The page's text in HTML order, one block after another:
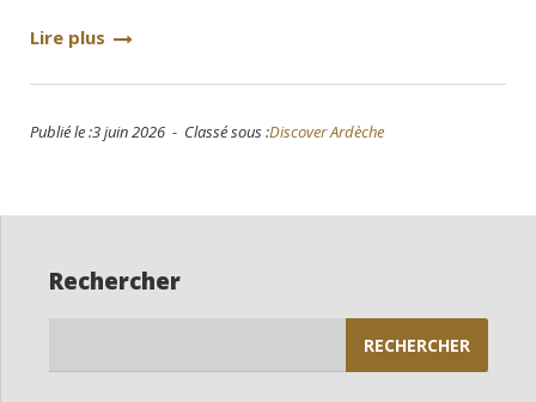
Lire plus
Publié le :3 juin 2026 - Classé sous :Discover Ardèche
Rechercher